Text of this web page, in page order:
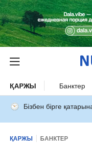
ҚАРЖЫ Банктер
Бізбен бірге
ҚАРЖЫ БАНКТЕР